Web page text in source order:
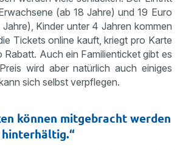
(ab 18 Jahre) und 19 Euro
Kinder unter 4 Jahren kommen
Tickets online kauft, kriegt pro Karte
Rabatt. Auch ein Familienticket gibt es
wird aber natürlich auch einiges
sich selbst verpflegen.
können mitgebracht werden
hinterhältig.“